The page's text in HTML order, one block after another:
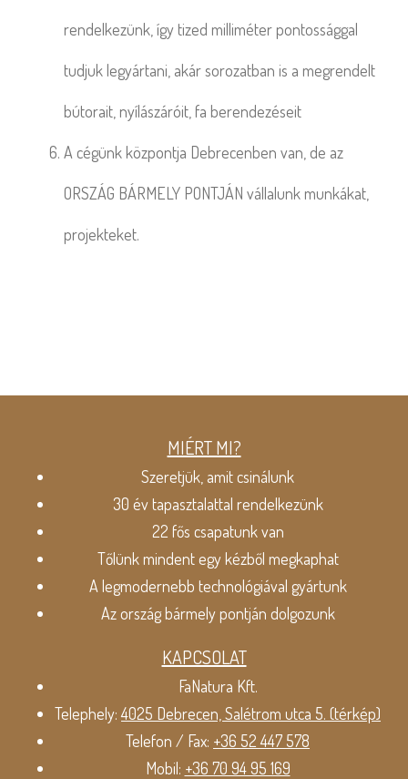
rendelkezünk, így tized milliméter pontossággal
tudjuk legyártani, akár sorozatban is a megrendelt
bútorait, nyílászáróit, fa berendezéseit
A cégünk központja Debrecenben van, de az
ORSZÁG BÁRMELY PONTJÁN vállalunk munkákat,
projekteket.
MIÉRT MI?
Szeretjük, amit csinálunk
30 év tapasztalattal rendelkezünk
22 fős csapatunk van
Tőlünk mindent egy kézből megkaphat
A legmodernebb technológiával gyártunk
Az ország bármely pontján dolgozunk
KAPCSOLAT
FaNatura Kft.
Telephely:4025 Debrecen, Salétrom utca 5. (térkép)
Telefon / Fax: +36 52 447 578
Mobil: +36 70 94 95 169